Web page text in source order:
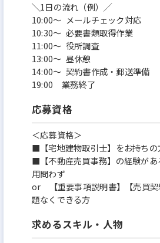
╲1日の流れ（例）╱
10:00～ メールチェック対応
10:30～ 必要書類取得作業
11:00～ 役所調査
13:00～ 昼休憩
14:00～ 契約書作成・郵送準備
19:00 業務終了
応募資格
＜応募資格＞
■【宅地建物取引士】をお持ちの
■【不動産売買事務】の経験が
用問わず
or 【重要事項説明書】【売買契
題なくできる方
求めるスキル・人物